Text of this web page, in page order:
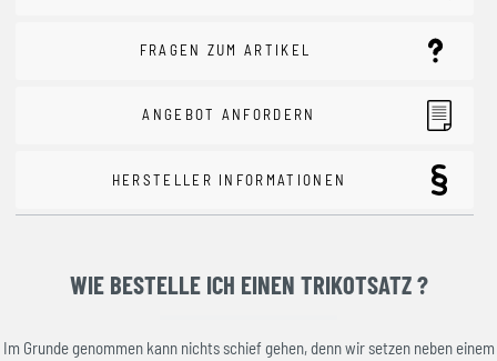
FRAGEN ZUM ARTIKEL
ANGEBOT ANFORDERN
HERSTELLER INFORMATIONEN
WIE BESTELLE ICH EINEN TRIKOTSATZ ?
Im Grunde genommen kann nichts schief gehen, denn wir setzen neben einem